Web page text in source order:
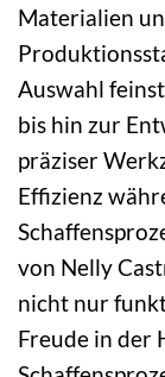
Materialien
Auswahl
bis hin zur
präziser
Effizienz
von Nelly
nicht nur
Freude in der